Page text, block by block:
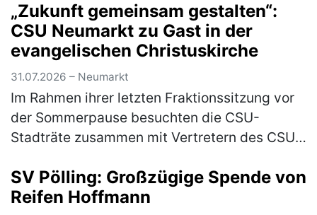
f…(mehr)
„Zukunft gemeinsam gestalten“:
CSU Neumarkt zu Gast in der
evangelischen Christuskirche
31.07.2026 – Neumarkt
Im Rahmen ihrer letzten Fraktionssitzung vor
der Sommerpause besuchten die CSU-
Stadträte zusammen mit Vertretern des CSU-
Christuskirche. Geschäftsführender Pfarrer
Mich…(mehr)
SV Pölling: Großzügige Spende von
Reifen Hoffmann